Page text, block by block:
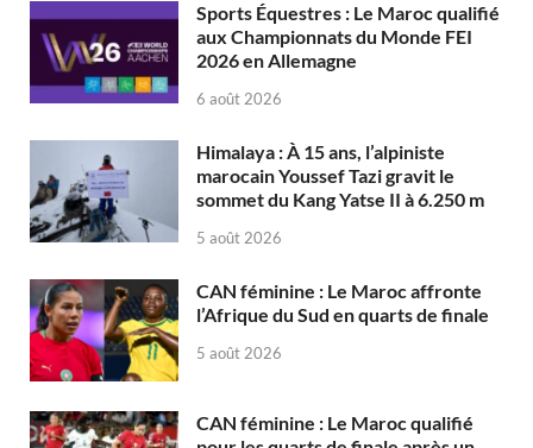
Sports Équestres : Le Maroc qualifié
aux Championnats du Monde FEI
2026 en Allemagne
6 août 2026
Himalaya : À 15 ans, l’alpiniste
marocain Youssef Tazi gravit le
sommet du Kang Yatse II à 6.250 m
5 août 2026
CAN féminine : Le Maroc affronte
l’Afrique du Sud en quarts de finale
5 août 2026
CAN féminine : Le Maroc qualifié